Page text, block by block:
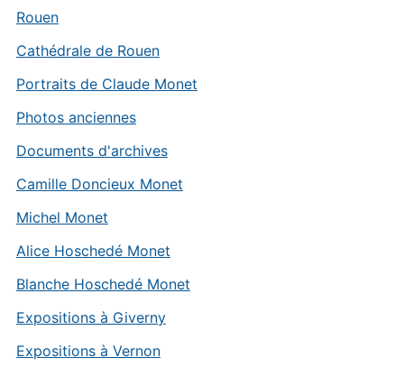
Rouen
Cathédrale de Rouen
Portraits de Claude Monet
Photos anciennes
Documents d'archives
Camille Doncieux Monet
Michel Monet
Alice Hoschedé Monet
Blanche Hoschedé Monet
Expositions à Giverny
Expositions à Vernon